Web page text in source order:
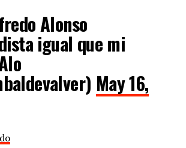
Alonso
igual que mi
May 16,